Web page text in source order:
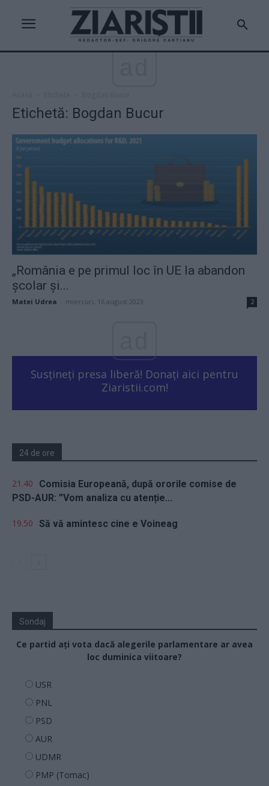
Etichetă: Bogdan Bucur
„România e pe primul loc în UE la abandon
școlar și...
Matei Udrea miercuri, 16 august 2023 2
Susțineți presa liberă! Donați aici pentru
Ziaristii.com!
24 de ore
21.40
Comisia Europeană, după ororile comise de
PSD-AUR: ”Vom analiza cu atenție...
19.50 Să vă amintesc cine e Voineag
Sondaj
Ce partid ați vota dacă alegerile parlamentare ar avea
loc duminica viitoare?
USR
PNL
PSD
AUR
UDMR
PMP (Tomac)